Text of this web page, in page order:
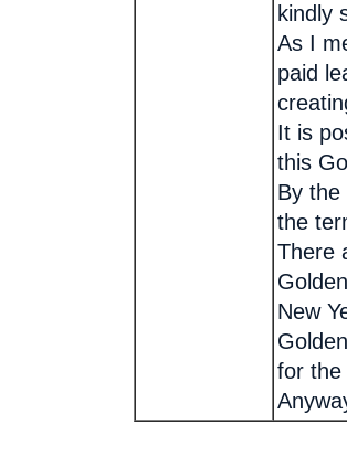
kindly
As I
paid
It is
this
By the
the
There
New
for the